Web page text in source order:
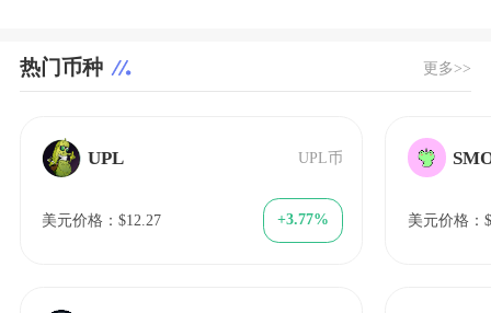
热门币种 更多>>
UPL UPL币
美元价格：$12.27 +3.77% 美元价格：